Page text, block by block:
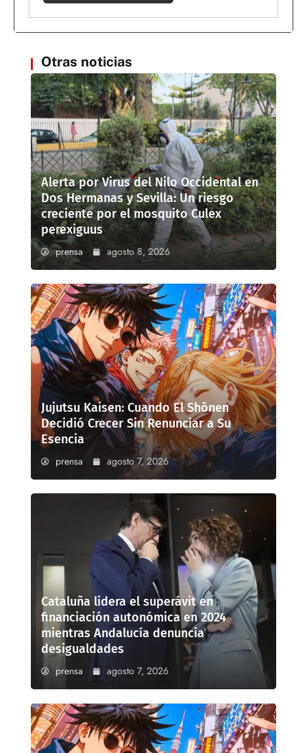
Otras noticias
Alerta por Virus del Nilo Occidental en
Dos Hermanas y Sevilla: Un riesgo
creciente por el mosquito Culex
perexiguus
prensa agosto 8, 2026
Jujutsu Kaisen: Cuando El Shōnen
Decidió Crecer Sin Renunciar a Su
Esencia
prensa agosto 7, 2026
Cataluña lidera el superávit en
financiación autonómica en 2024
mientras Andalucía denuncia
desigualdades
prensa agosto 7, 2026